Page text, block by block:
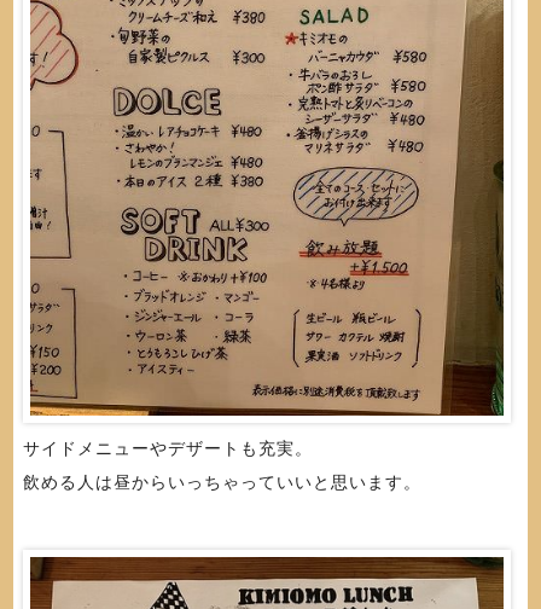
サイドメニューやデザートも充実。
飲める人は昼からいっちゃっていいと思います。